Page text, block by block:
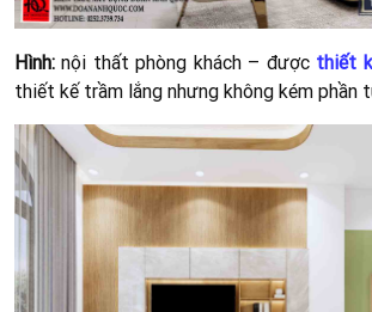
Hình: nội thất phòng khách – được thiết
thiết kế trầm lắng nhưng không kém phần